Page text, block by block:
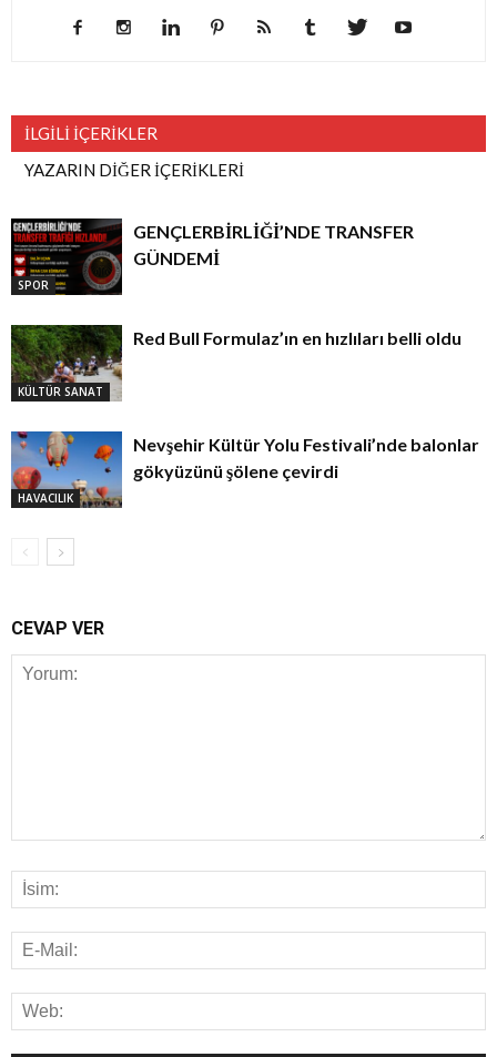
İLGİLİ İÇERİKLER
YAZARIN DİĞER İÇERİKLERİ
SPOR
GENÇLERBİRLİĞİ’NDE TRANSFER
GÜNDEMİ
KÜLTÜR SANAT
Red Bull Formulaz’ın en hızlıları belli oldu
HAVACILIK
Nevşehir Kültür Yolu Festivali’nde balonlar
gökyüzünü şölene çevirdi
CEVAP VER